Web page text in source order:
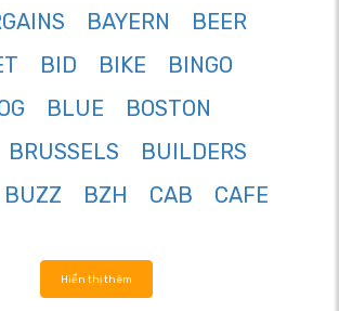
BAYERN
BEER
BID BIKE
BINGO
BLUE
BOSTON
BRUSSELS
BUILDERS
BUZZ BZH CAB
CAFE
Hiển thị thêm